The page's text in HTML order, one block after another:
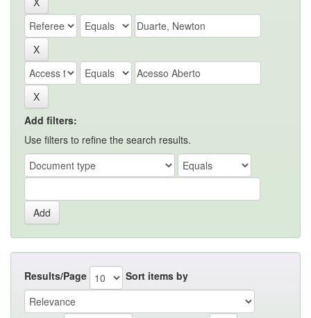
Add filters:
Use filters to refine the search results.
Results/Page Sort items by